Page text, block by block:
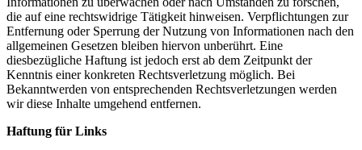
die auf eine rechtswidrige Tätigkeit hinweisen. Verpflichtungen zur
Entfernung oder Sperrung der Nutzung von Informationen nach den
allgemeinen Gesetzen bleiben hiervon unberührt. Eine
diesbezügliche Haftung ist jedoch erst ab dem Zeitpunkt der
Kenntnis einer konkreten Rechtsverletzung möglich. Bei
Bekanntwerden von entsprechenden Rechtsverletzungen werden
wir diese Inhalte umgehend entfernen.
Haftung für Links